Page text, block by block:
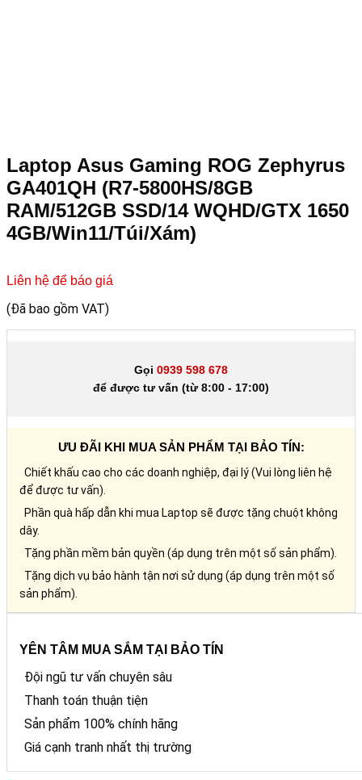
Laptop Asus Gaming ROG Zephyrus
GA401QH (R7-5800HS/8GB
RAM/512GB SSD/14 WQHD/GTX 1650
4GB/Win11/Túi/Xám)
Liên hệ để báo giá
(Đã bao gồm VAT)
Gọi 0939 598 678
để được tư vấn (từ 8:00 - 17:00)
ƯU ĐÃI KHI MUA SẢN PHẨM TẠI BẢO TÍN:
Chiết khấu cao cho các doanh nghiệp, đại lý (Vui lòng liên hệ
để được tư vấn).
Phần quà hấp dẫn khi mua Laptop sẽ được tặng chuột không
dây.
Tặng phần mềm bản quyền (áp dụng trên một số sản phẩm).
Tặng dịch vụ bảo hành tận nơi sử dụng (áp dụng trên một số
sản phẩm).
YÊN TÂM MUA SẮM TẠI BẢO TÍN
Đội ngũ tư vấn chuyên sâu
Thanh toán thuận tiện
Sản phẩm 100% chính hãng
Giá cạnh tranh nhất thị trường